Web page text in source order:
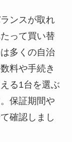
ンスが取れ
って買い替
多くの自治
料や手続き
る1台を選ぶ
保証期間や
確認しまし